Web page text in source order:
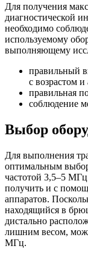
Для получения
диагностической
необходимо
используемому
выполняющему
правильный
с возрастом
правильная
соблюдение
Выбор
Для выполнения
оптимальным
частотой 3,5–5
получить и с
аппаратов.
находящийся в
дистально
лишним весом,
МГц.